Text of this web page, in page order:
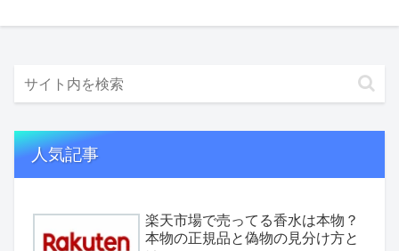
人気記事
楽天市場で売ってる香水は本物？
本物の正規品と偽物の見分け方と